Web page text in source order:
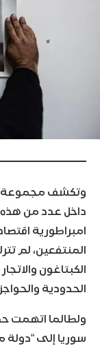
وتكشف مجموعة
داخل عدد من هذه
امبراطورية
المنتفعين، لم
الكبتاغون
الحدودية
ولطالما اتهمت
سوريا إلى “دولة